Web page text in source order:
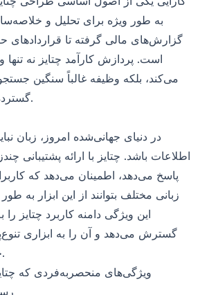
به طور ویژه برای تحلیل و
گزارش‌های مالی گرفته تا قراردادهای
است. پردازش کارآمد چتایز نه
می‌کند، بلکه وظیفه غالباً سنگین
گسترده را ساده می‌سازد.
در دنیای جهانی‌شده امروز، زبان
اطلاعات باشد. چتایز با ارائه پشتیبانی
پاسخ می‌دهد، اطمینان می‌دهد که
زبانی مختلف بتوانند از این ابزار به
این ویژگی دامنه کاربرد چتایز
گسترش می‌دهد و آن را به ابزاری
جهانی تبدیل می‌کند.
ویژگی‌های منحصربه‌فردی که